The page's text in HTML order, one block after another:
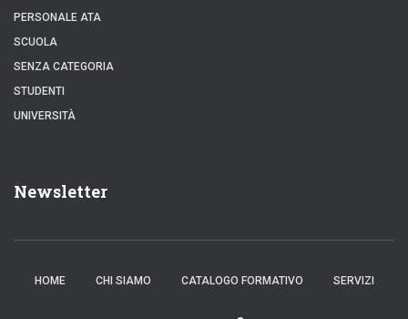
PERSONALE ATA
SCUOLA
SENZA CATEGORIA
STUDENTI
UNIVERSITÀ
Newsletter
HOME CHI SIAMO CATALOGO FORMATIVO SERVIZI